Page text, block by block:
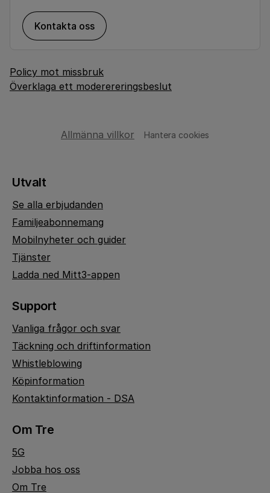
Kontakta oss
Policy mot missbruk
Överklaga ett moderereringsbeslut
Allmänna villkor Hantera cookies
Utvalt
Se alla erbjudanden
Familjeabonnemang
Mobilnyheter och guider
Tjänster
Ladda ned Mitt3-appen
Support
Vanliga frågor och svar
Täckning och driftinformation
Whistleblowing
Köpinformation
Kontaktinformation - DSA
Om Tre
5G
Jobba hos oss
Om Tre